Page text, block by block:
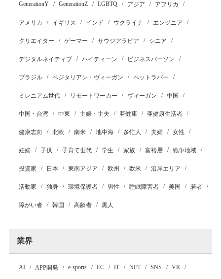
GenerationY GenerationZ LGBTQ アジア アフリカ
アメリカ イギリス インド ウクライナ エンジニア
クリエイター ゲーマー サウジアラビア シニア
デジタルネイティブ ハイティーン ビジネスパーソン
ブラジル ベジタリアン・ヴィーガン ペットラバー
ミレニアム世代 リモートワーカー ヴィーガン 中国
中国・台湾 中東 主婦・主夫 亜健康 亜健康生活者
健康志向 北欧 南米 地中海 多忙人 夫婦 女性
妊婦 子供 子育て世代 学生 家族 富裕層 戦争地域
投資家 日本 東南アジア 欧州 欧米 沿岸エリア
活動家 独身 環境保護者 男性 睡眠障害者 美国 若者
障がい者 韓国 高齢者 黒人
業界
AI APP開発 e-sports EC IT NFT SNS VR